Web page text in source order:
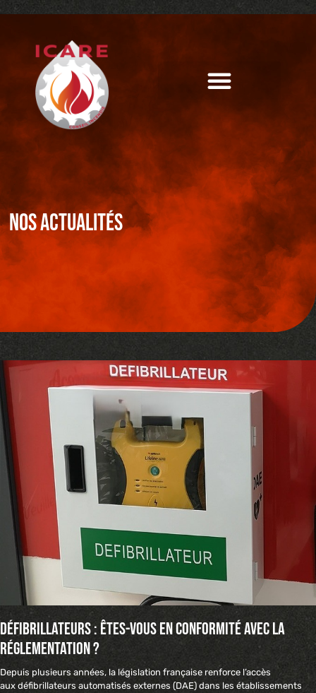
Nos actualités
Défibrillateurs : êtes-vous en conformité avec la
réglementation ?
Depuis plusieurs années, la législation française renforce l’accès
aux défibrillateurs automatisés externes (DAE) dans les établissements